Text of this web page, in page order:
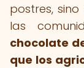
postres,
las
chocolate
que los